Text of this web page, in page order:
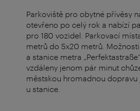
Parkoviště pro obytné přívěsy
otevřeno po celý rok a nabízí
pro 180 vozidel. Parkovací
metrů do 5x20 metrů.
a stanice metra
vzdáleny jenom pár minut
městskou hromadnou dopravu
u stanice.